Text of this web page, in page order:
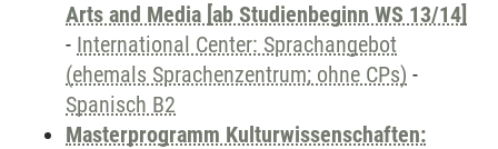
Arts and Media [ab Studienbeginn WS 13/14]
- International Center: Sprachangebot
(ehemals Sprachenzentrum; ohne CPs) -
Spanisch B2
Masterprogramm Kulturwissenschaften: